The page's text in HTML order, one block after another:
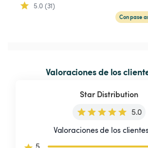
5.0 (31)
Con pase
Valoraciones de los
Star Distribution
5.0
Valoraciones de los